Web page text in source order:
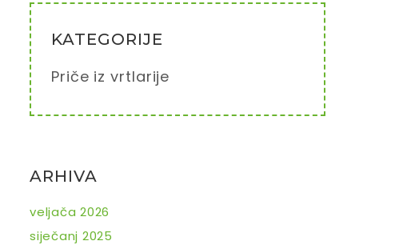
KATEGORIJE
Priče iz vrtlarije
ARHIVA
veljača 2026
siječanj 2025